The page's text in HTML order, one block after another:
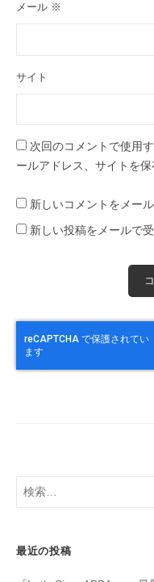
メール ※
サイト
次回のコメントで使用
ールアドレス、サイトを保
新しいコメントをメー
新しい投稿をメールで
検
最近の投稿